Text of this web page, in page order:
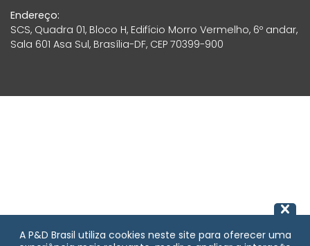
Endereço:
SCS, Quadra 01, Bloco H, Edifício Morro Vermelho, 6º andar,
Sala 601 Asa Sul, Brasília-DF, CEP 70399-900
A P&D Brasil utiliza cookies neste site para oferecer uma